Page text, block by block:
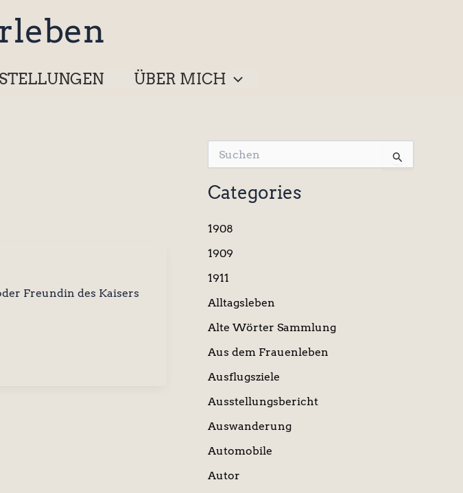
ÜBER MICH
Freundin des Kaisers
u
c
h
n
a
h
Categories
1908
1909
1911
Alltagsleben
Alte Wörter Sammlung
Aus dem Frauenleben
Ausflugsziele
Ausstellungsbericht
Auswanderung
Automobile
Autor